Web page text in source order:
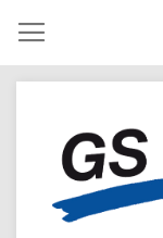
Zum
Inhalt
springen